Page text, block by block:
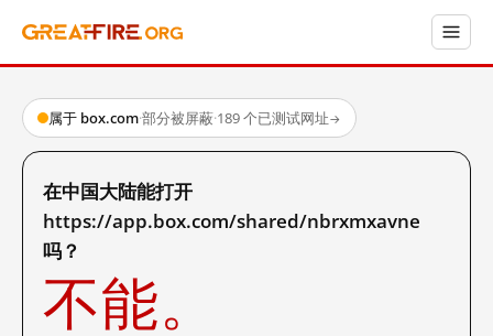
属于 box.com·部分被屏蔽·189 个已测试网址→
在中国大陆能打开
https://app.box.com/shared/nbrxmxavne
吗？
不能。